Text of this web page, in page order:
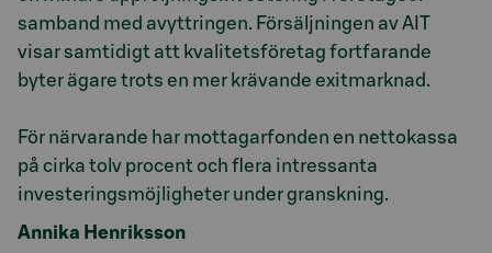
samband med avyttringen. Försäljningen av AIT
visar samtidigt att kvalitetsföretag fortfarande
byter ägare trots en mer krävande exitmarknad.
För närvarande har mottagarfonden en nettokassa
på cirka tolv procent och flera intressanta
Annika Henriksson